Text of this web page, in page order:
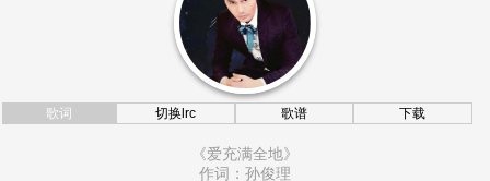
歌词 切换lrc 歌谱 下载
《爱充满全地》
作词：孙俊理